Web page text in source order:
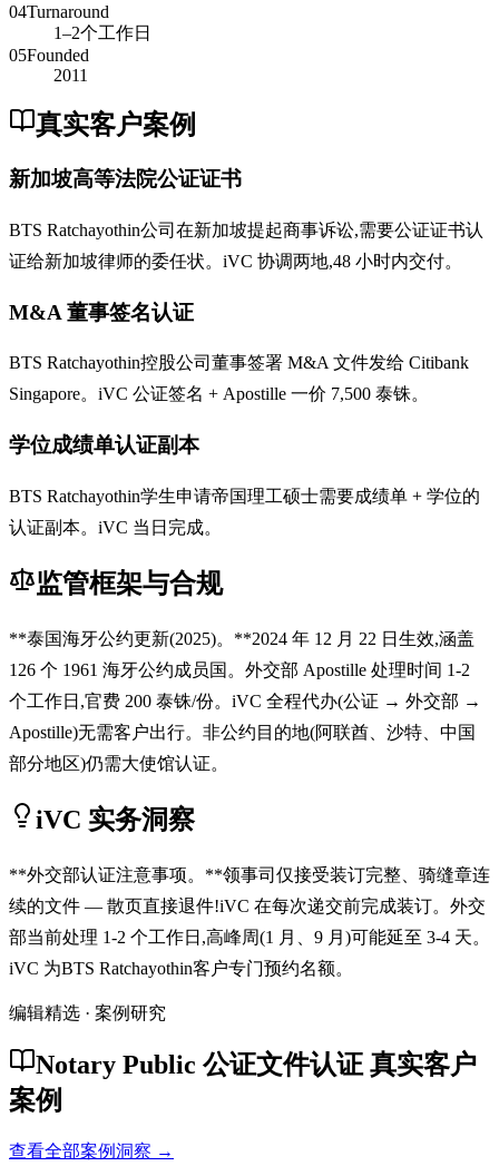
04Turnaround
1–2个工作日
05Founded
2011
真实客户案例
新加坡高等法院公证证书
BTS Ratchayothin公司在新加坡提起商事诉讼,需要公证证书认
证给新加坡律师的委任状。iVC 协调两地,48 小时内交付。
M&A 董事签名认证
BTS Ratchayothin控股公司董事签署 M&A 文件发给 Citibank
Singapore。iVC 公证签名 + Apostille 一价 7,500 泰铢。
学位成绩单认证副本
BTS Ratchayothin学生申请帝国理工硕士需要成绩单 + 学位的
认证副本。iVC 当日完成。
监管框架与合规
**泰国海牙公约更新(2025)。**2024 年 12 月 22 日生效,涵盖
126 个 1961 海牙公约成员国。外交部 Apostille 处理时间 1-2
个工作日,官费 200 泰铢/份。iVC 全程代办(公证 → 外交部 →
Apostille)无需客户出行。非公约目的地(阿联酋、沙特、中国
部分地区)仍需大使馆认证。
iVC 实务洞察
**外交部认证注意事项。**领事司仅接受装订完整、骑缝章连
续的文件 — 散页直接退件!iVC 在每次递交前完成装订。外交
部当前处理 1-2 个工作日,高峰周(1 月、9 月)可能延至 3-4 天。
iVC 为BTS Ratchayothin客户专门预约名额。
编辑精选 · 案例研究
Notary Public 公证文件认证 真实客户
案例
查看全部案例洞察 →